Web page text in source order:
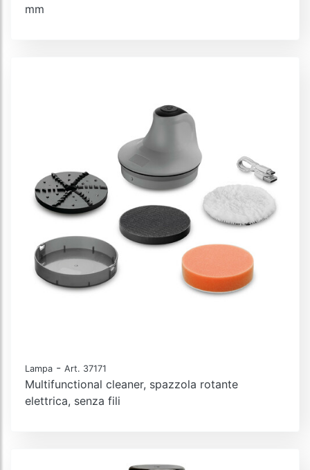
mm
Lampa - Art. 37171
Multifunctional cleaner, spazzola rotante
elettrica, senza fili